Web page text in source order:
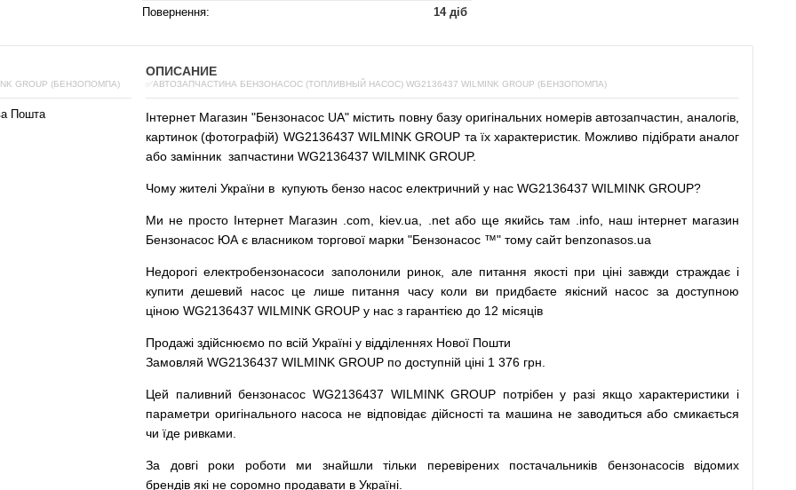
Повернення:
14 діб
GROUP (БЕНЗОПОМПА)
Пошта
ОПИСАНИЕ
✅АВТОЗАПЧАСТИНА БЕНЗОНАСОС (ТОПЛИВНЫЙ НАСОС) WG2136437 WILMINK GROUP (БЕНЗОПОМПА)
Інтернет Магазин "Бензонасос UA" містить повну базу оригінальних номерів автозапчастин аналогів
картинок (фотографій) WG2136437 WILMINK GROUP та їх характеристик. Можливо підібрати аналог
або замінник запчастини WG2136437 WILMINK GROUP.
Чому жителі України в купують бензо насос електричний у нас WG2136437 WILMINK GROUP?
Ми не просто Інтернет Магазин .com kiev.ua .net або ще якийсь там .info, наш інтернет магазин
Бензонасос ЮА є власником торгової марки "Бензонасос ™" тому сайт benzonasos.ua
Недорогі електробензонасоси заполонили ринок але питання якості при ціні завжди страждає і
купити
дешевий насос це лише питання часу коли ви придбаєте якісний насос за доступною
ціною WG2136437 WILMINK GROUP у нас з гарантією до 12 місяців
Продажі здійснюємо по всій Україні у відділеннях Нової Пошти
Замовляй WG2136437 WILMINK GROUP по доступній ціні 1 376 грн.
Цей паливний бензонасос WG2136437 WILMINK GROUP потрібен у разі якщо характеристики
і
параметри оригінального насоса не відповідає дійсності та машина не заводиться або смикається
чи їде ривками
За довгі роки роботи ми знайшли тільки перевірених постачальників
бензонасосів відомих
брендів які не соромно продавати в Україні.